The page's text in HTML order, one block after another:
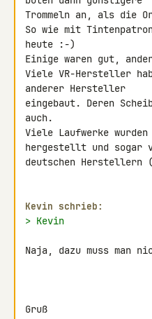
Trommeln an, als die
So wie mit
heute :-)
Einige waren gut,
Viele VR-Hersteller
anderer Hersteller
eingebaut. Deren
auch.
Viele Laufwerke wurden
hergestellt und sogar
deutschen Herstellern
Kevin schrieb:
> Kevin
Naja, dazu muss man
Gruß